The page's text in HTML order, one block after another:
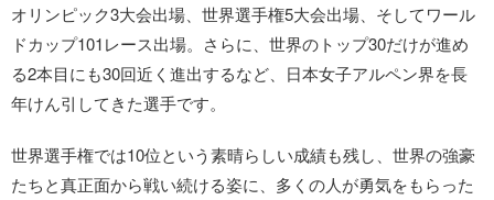
オリンピック3大会出場、世界選手権5大会出場、そしてワール
ドカップ101レース出場。さらに、世界のトップ30だけが進め
る2本目にも30回近く進出するなど、日本女子アルペン界を長
年けん引してきた選手です。
世界選手権では10位という素晴らしい成績も残し、世界の強豪
たちと真正面から戦い続ける姿に、多くの人が勇気をもらった